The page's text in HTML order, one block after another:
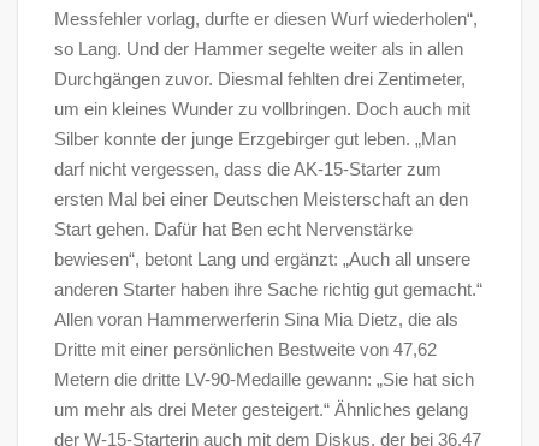
Messfehler vorlag, durfte er diesen Wurf wiederholen“,
so Lang. Und der Hammer segelte weiter als in allen
Durchgängen zuvor. Diesmal fehlten drei Zentimeter,
um ein kleines Wunder zu vollbringen. Doch auch mit
Silber konnte der junge Erzgebirger gut leben. „Man
darf nicht vergessen, dass die AK-15-Starter zum
ersten Mal bei einer Deutschen Meisterschaft an den
Start gehen. Dafür hat Ben echt Nervenstärke
bewiesen“, betont Lang und ergänzt: „Auch all unsere
anderen Starter haben ihre Sache richtig gut gemacht.“
Allen voran Hammerwerferin Sina Mia Dietz, die als
Dritte mit einer persönlichen Bestweite von 47,62
Metern die dritte LV-90-Medaille gewann: „Sie hat sich
um mehr als drei Meter gesteigert.“ Ähnliches gelang
der W-15-Starterin auch mit dem Diskus, der bei 36,47